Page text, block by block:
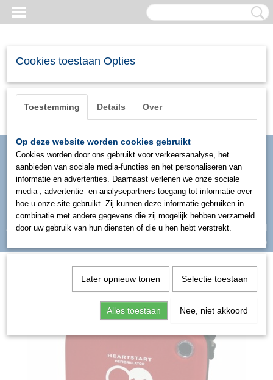
Inloggen Registreren
UW WINKELWAGEN
(0)
Cookies toestaan Opties
Toestemming Details Over
Op deze website worden cookies gebruikt
Cookies worden door ons gebruikt voor verkeersanalyse, het
aanbieden van sociale media-functies en het personaliseren van
informatie en advertenties. Daarnaast verlenen we onze sociale
media-, advertentie- en analysepartners toegang tot informatie over
hoe u onze site gebruikt. Zij kunnen deze informatie gebruiken in
combinatie met andere gegevens die zij mogelijk hebben verzameld
door uw gebruik van hun diensten of die u hen hebt verstrekt.
Later opnieuw tonen Selectie toestaan
Alles toestaan Nee, niet akkoord